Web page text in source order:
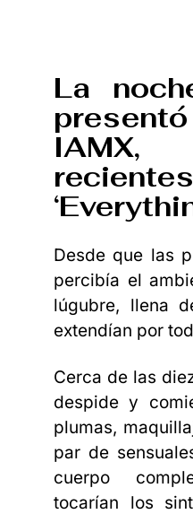
La
IAMX,
Desde que las
percibía el
lúgubre, llena
extendían por
Cerca de las
despide y
plumas,
par de
cuerpo
tocarían los